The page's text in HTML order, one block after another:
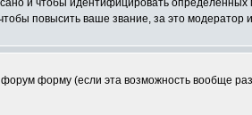
и чтобы идентифицировать
повысить ваше звание, за это
форму (если эта возможность вообще